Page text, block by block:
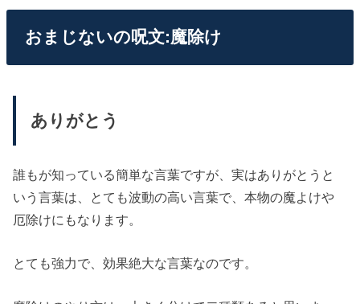
おまじないの呪文:魔除け
ありがとう
誰もが知っている簡単な言葉ですが、実はありがとうと
いう言葉は、とても波動の高い言葉で、本物の魔よけや
厄除けにもなります。
とても強力で、効果絶大な言葉なのです。